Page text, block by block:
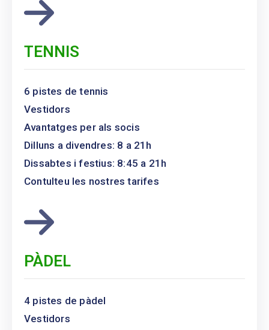
TENNIS
6 pistes de tennis
Vestidors
Avantatges per als socis
Dilluns a divendres: 8 a 21h
Dissabtes i festius: 8:45 a 21h
Contulteu les nostres tarifes
PÀDEL
4 pistes de pàdel
Vestidors